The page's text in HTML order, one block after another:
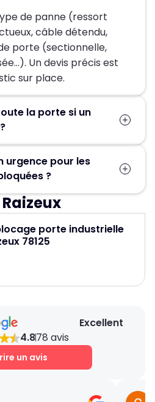
de panne (ressort
câble détendu,
porte (sectionnelle,
Un devis précis est
sur place.
la porte si un
(ressort, moteur,
ce qui permet
complet de la porte.
urgence pour les
?
est disponible
et réparer
de garage.porte industrielle
78125
Excellent
4.878 avis
un avis